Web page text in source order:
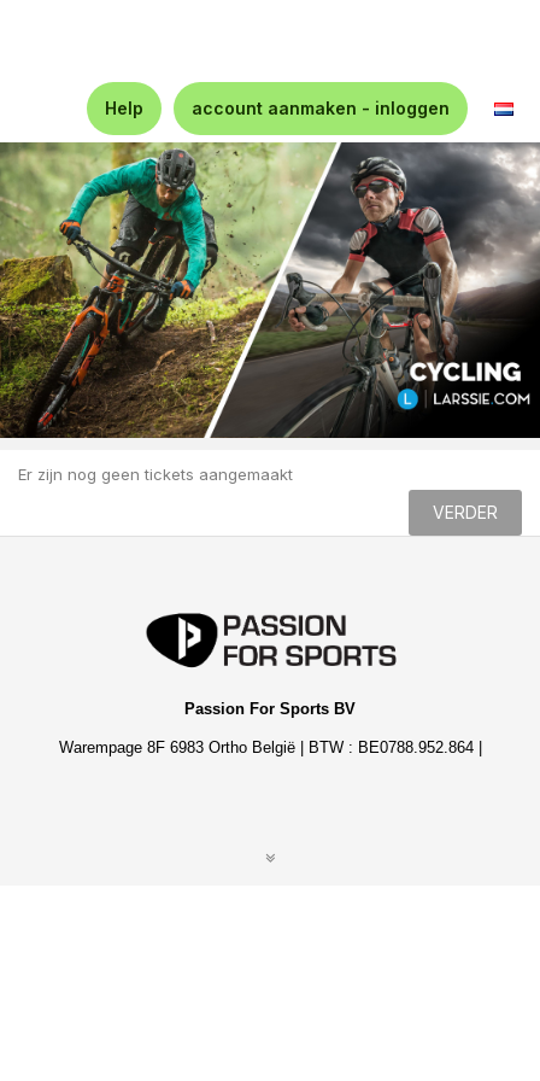
Help account aanmaken - inloggen
Er zijn nog geen tickets aangemaakt
VERDER
Passion For Sports BV
Warempage 8F 6983 Ortho België | BTW : BE0788.952.864 |